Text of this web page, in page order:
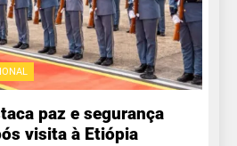
paz e segurança
visita à Etiópia